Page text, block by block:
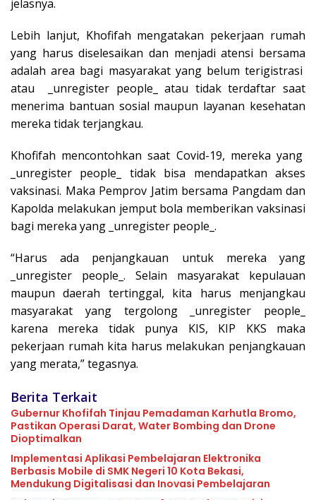
jelasnya.
Lebih lanjut, Khofifah mengatakan pekerjaan rumah
yang harus diselesaikan dan menjadi atensi bersama
adalah area bagi masyarakat yang belum terigistrasi
atau _unregister people_ atau tidak terdaftar saat
menerima bantuan sosial maupun layanan kesehatan
mereka tidak terjangkau.
Khofifah mencontohkan saat Covid-19, mereka yang
_unregister people_ tidak bisa mendapatkan akses
vaksinasi. Maka Pemprov Jatim bersama Pangdam dan
Kapolda melakukan jemput bola memberikan vaksinasi
bagi mereka yang _unregister people_.
“Harus ada penjangkauan untuk mereka yang
_unregister people_. Selain masyarakat kepulauan
maupun daerah tertinggal, kita harus menjangkau
masyarakat yang tergolong _unregister people_
karena mereka tidak punya KIS, KIP KKS maka
pekerjaan rumah kita harus melakukan penjangkauan
yang merata,” tegasnya.
Berita Terkait
Gubernur Khofifah Tinjau Pemadaman Karhutla Bromo,
Pastikan Operasi Darat, Water Bombing dan Drone
Dioptimalkan
Implementasi Aplikasi Pembelajaran Elektronika
Berbasis Mobile di SMK Negeri 10 Kota Bekasi,
Mendukung Digitalisasi dan Inovasi Pembelajaran